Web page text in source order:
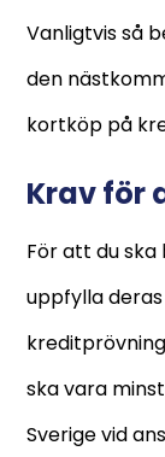
Vanligtvis så
den
kortköp på
Krav för
För att du ska
uppfylla
ska vara
Sverige vid